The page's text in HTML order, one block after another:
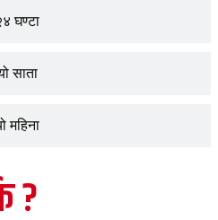
घण्टा
साता
महिना
?